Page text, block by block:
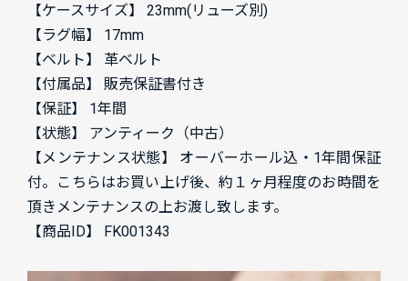
【ケースサイズ】 23mm(リューズ別)
【ラグ幅】 17mm
【ベルト】 革ベルト
【付属品】 販売保証書付き
【保証】 1年間
【状態】 アンティーク（中古）
【メンテナンス状態】 オーバーホール込・1年間保証
付。こちらはお買い上げ後、約１ヶ月程度のお時間を
頂きメンテナンスの上お渡し致します。
【商品ID】 FK001343